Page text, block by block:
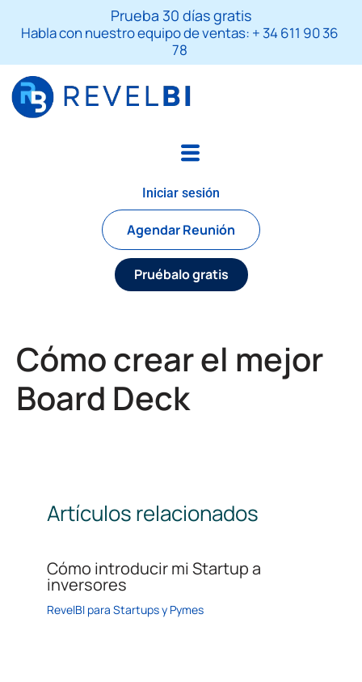
Prueba 30 días gratis
Habla con nuestro equipo de ventas: + 34 611 90 36
78
Iniciar sesión
Agendar Reunión
Pruébalo gratis
Cómo crear el mejor
Board Deck
Artículos relacionados
Cómo introducir mi Startup a
inversores
RevelBI para Startups y Pymes
r
c
h